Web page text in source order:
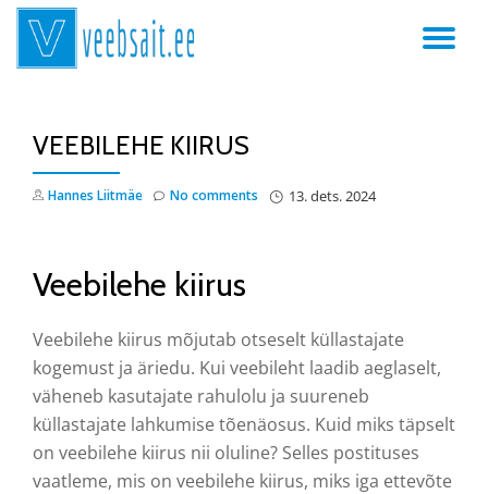
VEEBILEHE KIIRUS
Hannes Liitmäe 13. dets. 2024
No comments
Veebilehe kiirus
Veebilehe kiirus mõjutab otseselt küllastajate
kogemust ja äriedu. Kui veebileht laadib aeglaselt,
väheneb kasutajate rahulolu ja suureneb
küllastajate lahkumise tõenäosus. Kuid miks täpselt
on veebilehe kiirus nii oluline? Selles postituses
vaatleme, mis on veebilehe kiirus, miks iga ettevõte